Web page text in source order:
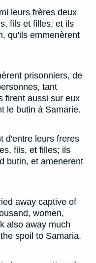
leurs frères deux
fils et filles, et ils
qu'ils emmenèrent
prisonniers, de
tant
firent aussi sur eux
le butin à Samarie.
d'entre leurs freres
fils, et filles; ils
butin, et amenerent
away captive of
women,
also away much
spoil to Samaria.